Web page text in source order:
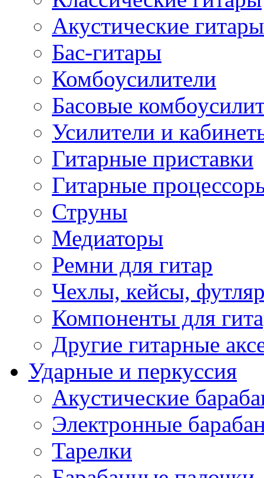
Акустические гитары
Бас-гитары
Комбоусилители
Басовые
Усилители и
Гитарные приставки
Гитарные
Струны
Медиаторы
Ремни для гитар
Чехлы, кейсы,
Компоненты для
Другие гитарные
Ударные и перкуссия
Акустические
Электронные
Тарелки